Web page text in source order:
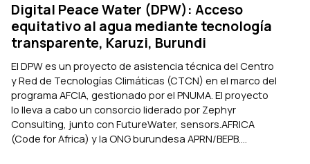
Digital Peace Water (DPW): Acceso
equitativo al agua mediante tecnología
transparente, Karuzi, Burundi
El DPW es un proyecto de asistencia técnica del Centro
y Red de Tecnologías Climáticas (CTCN) en el marco del
programa AFCIA, gestionado por el PNUMA. El proyecto
lo lleva a cabo un consorcio liderado por Zephyr
Consulting, junto con FutureWater, sensors.AFRICA
(Code for Africa) y la ONG burundesa APRN/BEPB....